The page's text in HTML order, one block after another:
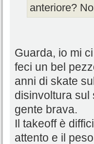
anteriore?
Guarda, io mi
feci un bel
anni di skate
disinvoltura sul
gente brava.
Il takeoff è
attento e il